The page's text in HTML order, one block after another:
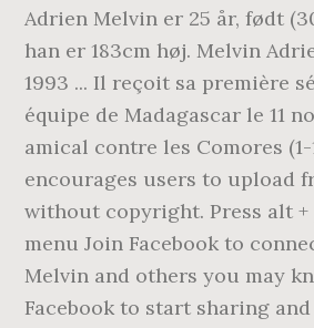
Adrien Melvin er 25 år, født
han er 183cm høj. Melvin
1993 ... Il reçoit sa première
équipe de Madagascar le 11
amical contre les Comores (1-
encourages users to upload
without copyright. Press alt
menu Join Facebook to
Melvin and others you may
Facebook to start sharing